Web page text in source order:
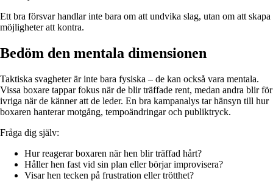
Ett bra försvar handlar inte bara om att undvika slag, utan om att skapa
möjligheter att kontra.
Bedöm den mentala dimensionen
Taktiska svagheter är inte bara fysiska – de kan också vara mentala.
Vissa boxare tappar fokus när de blir träffade rent, medan andra blir för
ivriga när de känner att de leder. En bra kampanalys tar hänsyn till hur
boxaren hanterar motgång, tempoändringar och publiktryck.
Fråga dig själv:
Hur reagerar boxaren när hen blir träffad hårt?
Håller hen fast vid sin plan eller börjar improvisera?
Visar hen tecken på frustration eller trötthet?